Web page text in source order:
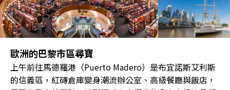
歐洲的巴黎市區尋寶
上午前往馬德羅港（Puerto Madero）是布宜諾斯艾利斯
的信義區，紅磚倉庫變身潮流辦公室、高級餐廳與飯店，